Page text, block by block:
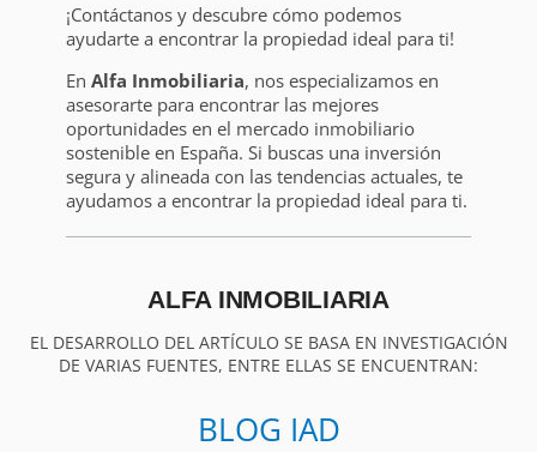
¡Contáctanos y descubre cómo podemos
ayudarte a encontrar la propiedad ideal para ti!
En Alfa Inmobiliaria, nos especializamos en
asesorarte para encontrar las mejores
oportunidades en el mercado inmobiliario
sostenible en España. Si buscas una inversión
segura y alineada con las tendencias actuales, te
ayudamos a encontrar la propiedad ideal para ti.
ALFA INMOBILIARIA
EL DESARROLLO DEL ARTÍCULO SE BASA EN INVESTIGACIÓN
DE VARIAS FUENTES, ENTRE ELLAS SE ENCUENTRAN:
BLOG IAD